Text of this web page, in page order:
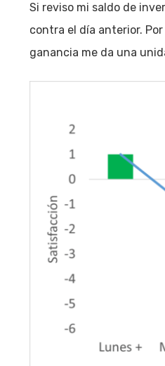
Si reviso mi saldo de
contra el día anterior.
ganancia me da una